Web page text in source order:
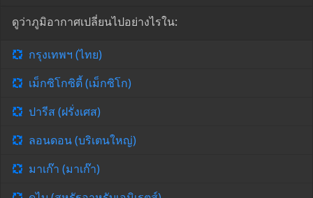
ดูว่าภูมิอากาศเปลี่ยนไปอย่างไรใน:
กรุงเทพฯ (ไทย)
เม็กซิโกซิตี้ (เม็กซิโก)
ปารีส (ฝรั่งเศส)
ลอนดอน (บริเตนใหญ่)
มาเก๊า (มาเก๊า)